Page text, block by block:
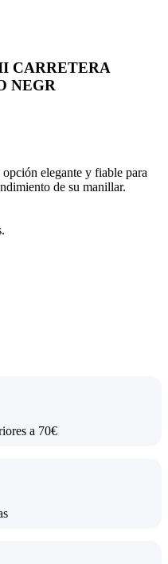
CARRETERA
NEGR
elegante y fiable para
de su manillar.
a 70€